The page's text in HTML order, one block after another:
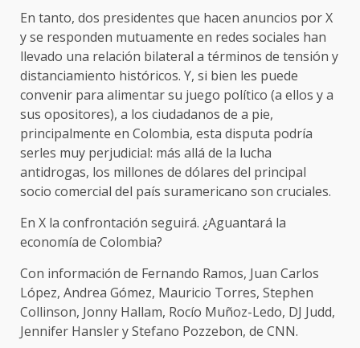
En tanto, dos presidentes que hacen anuncios por X
y se responden mutuamente en redes sociales han
llevado una relación bilateral a términos de tensión y
distanciamiento históricos. Y, si bien les puede
convenir para alimentar su juego político (a ellos y a
sus opositores), a los ciudadanos de a pie,
principalmente en Colombia, esta disputa podría
serles muy perjudicial: más allá de la lucha
antidrogas, los millones de dólares del principal
socio comercial del país suramericano son cruciales.
En X la confrontación seguirá. ¿Aguantará la
economía de Colombia?
Con información de Fernando Ramos, Juan Carlos
López, Andrea Gómez, Mauricio Torres, Stephen
Collinson, Jonny Hallam, Rocío Muñoz-Ledo, DJ Judd,
Jennifer Hansler y Stefano Pozzebon, de CNN.